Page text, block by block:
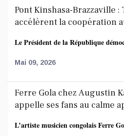
Pont Kinshasa-Brazzaville :
accélèrent la coopération
Le Président de la République
Mai 09, 2026
Ferre Gola chez Augustin
appelle ses fans au calme
L’artiste musicien congolais Ferre